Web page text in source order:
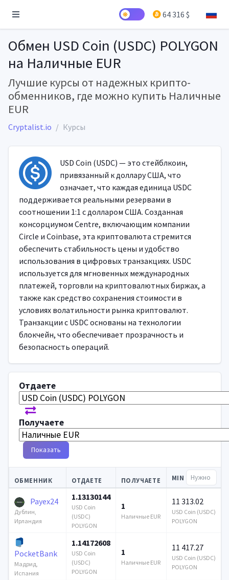
64 316 $
Обмен USD Coin (USDC) POLYGON
на Наличные EUR
Лучшие курсы от надежных крипто-
обменников, где можно купить Наличные
EUR
Cryptalist.io Курсы
USD Coin (USDC) — это стейблкоин,
привязанный к доллару США, что
означает, что каждая единица USDC
поддерживается реальными резервами в
соотношении 1:1 с долларом США. Созданная
консорциумом Centre, включающим компании
Circle и Coinbase, эта криптовалюта стремится
обеспечить стабильность цены и удобство
использования в цифровых транзакциях. USDC
используется для мгновенных международных
платежей, торговли на криптовалютных биржах, а
также как средство сохранения стоимости в
условиях волатильности рынка криптовалют.
Транзакции с USDC основаны на технологии
блокчейн, что обеспечивает прозрачность и
безопасность операций.
Отдаете
Получаете
Показать
ОБМЕННИК ОТДАЕТЕ ПОЛУЧАЕТЕ MIN
Payex24
Дублин,
Ирландия
1.13130144
USD Coin
(USDC)
POLYGON
1
Наличные EUR
11 313.02
USD Coin (USDC)
POLYGON
PocketBank
Мадрид,
Испания
1.14172608
USD Coin
(USDC)
POLYGON
1
Наличные EUR
11 417.27
USD Coin (USDC)
POLYGON